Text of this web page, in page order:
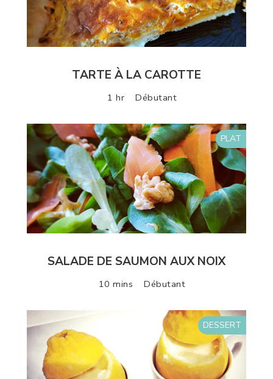
TARTE À LA CAROTTE
1 hr Débutant
PLAT
SALADE DE SAUMON AUX NOIX
10 mins Débutant
DESSERT